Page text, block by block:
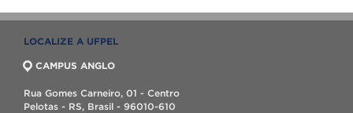
LOCALIZE A UFPEL
CAMPUS ANGLO
Rua Gomes Carneiro, 01 - Centro
Pelotas - RS, Brasil - 96010-610